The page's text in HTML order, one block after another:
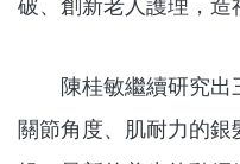
陳桂敏繼續研究出
關節角度、肌耐力的